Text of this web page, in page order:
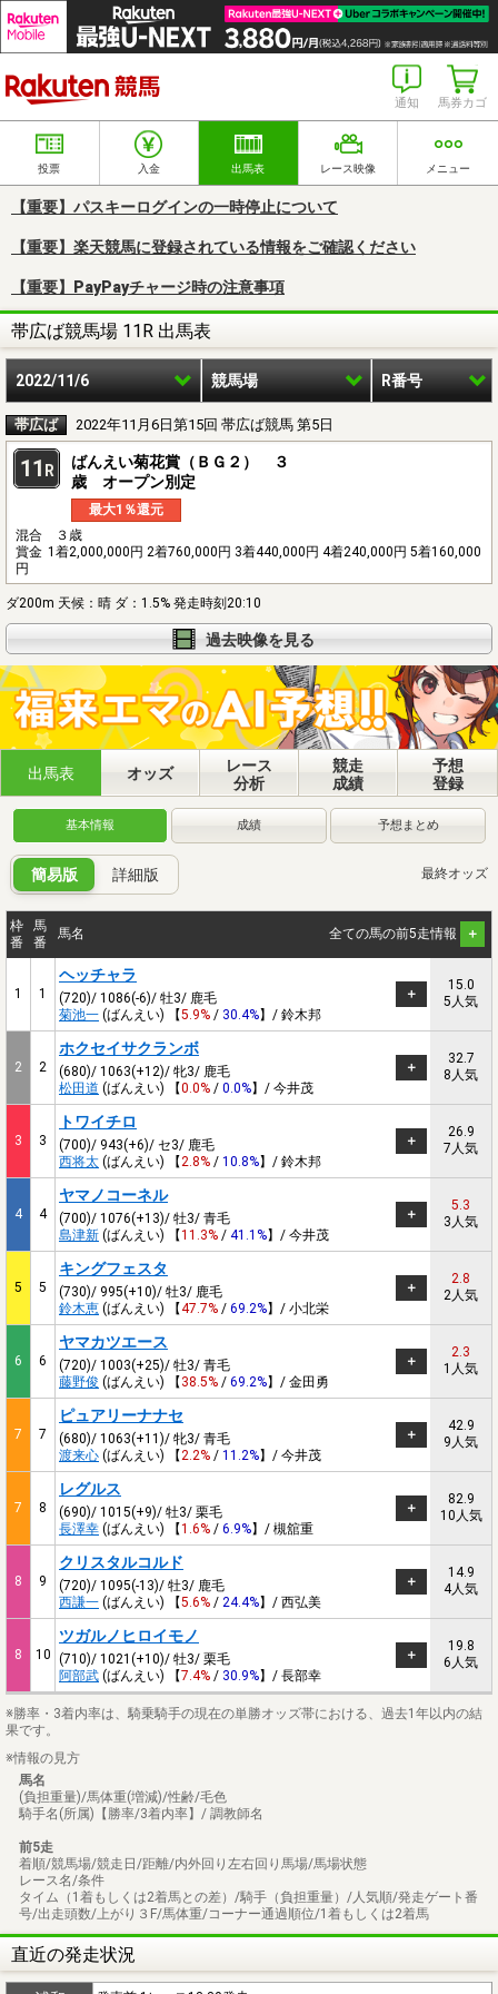
馬券カゴ
通知
投票 入金 出馬表 レース映像 メニュー
【重要】パスキーログインの一時停止について
【重要】楽天競馬に登録されている情報をご確認ください
【重要】PayPayチャージ時の注意事項
帯広ば競馬場 11R 出馬表
2022/11/6 競馬場 R番号
帯広ば 2022年11月6日第15回 帯広ば競馬 第5日
11 R
ばんえい菊花賞（ＢＧ２） ３
歳 オープン別定
最大1％還元
混合 ３歳
賞金 1着2,000,000円 2着760,000円 3着440,000円 4着240,000円 5着160,000
円
ダ200m 天候：晴 ダ：1.5% 発走時刻20:10
過去映像を見る
出馬表 オッズ
レース
分析
競走
成績
予想
登録
基本情報 成績 予想まとめ
簡易版 詳細版 最終オッズ
枠
番
馬
番
馬名 全ての馬の前5走情報
1 1
ヘッチャラ
(720)/ 1086(-6)/ 牡3/ 鹿毛
菊池一 (ばんえい) 【5.9% / 30.4%】/ 鈴木邦
15.0
5人気
2 2
ホクセイサクランボ
(680)/ 1063(+12)/ 牝3/ 鹿毛
松田道 (ばんえい) 【0.0% / 0.0%】/ 今井茂
32.7
8人気
3 3
トワイチロ
(700)/ 943(+6)/ セ3/ 鹿毛
西将太 (ばんえい) 【2.8% / 10.8%】/ 鈴木邦
26.9
7人気
4 4
ヤマノコーネル
(700)/ 1076(+13)/ 牡3/ 青毛
島津新 (ばんえい) 【11.3% / 41.1%】/ 今井茂
5.3
3人気
5 5
キングフェスタ
(730)/ 995(+10)/ 牡3/ 鹿毛
鈴木恵 (ばんえい) 【47.7% / 69.2%】/ 小北栄
2.8
2人気
6 6
ヤマカツエース
(720)/ 1003(+25)/ 牡3/ 青毛
藤野俊 (ばんえい) 【38.5% / 69.2%】/ 金田勇
2.3
1人気
7 7
ピュアリーナナセ
(680)/ 1063(+11)/ 牝3/ 青毛
渡来心 (ばんえい) 【2.2% / 11.2%】/ 今井茂
42.9
9人気
7 8
レグルス
(690)/ 1015(+9)/ 牡3/ 栗毛
長澤幸 (ばんえい) 【1.6% / 6.9%】/ 槻舘重
82.9
10人気
8 9
クリスタルコルド
(720)/ 1095(-13)/ 牡3/ 鹿毛
西謙一 (ばんえい) 【5.6% / 24.4%】/ 西弘美
14.9
4人気
8 10
ツガルノヒロイモノ
(710)/ 1021(+10)/ 牡3/ 栗毛
阿部武 (ばんえい) 【7.4% / 30.9%】/ 長部幸
19.8
6人気
※勝率・3着内率は、騎乗騎手の現在の単勝オッズ帯における、過去1年以内の結
果です。
※情報の見方
馬名
(負担重量)/馬体重(増減)/性齢/毛色
騎手名(所属)【勝率/3着内率】/ 調教師名
前5走
着順/競馬場/競走日/距離/内外回り左右回り馬場/馬場状態
レース名/条件
タイム（1着もしくは2着馬との差）/騎手（負担重量）/人気順/発走ゲート番
号/出走頭数/上がり３F/馬体重/コーナー通過順位/1着もしくは2着馬
直近の発走状況